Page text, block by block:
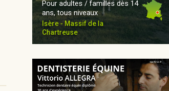
Pour adultes / familles dès 14
ans, tous niveaux
Isère - Massif de la
Chartreuse